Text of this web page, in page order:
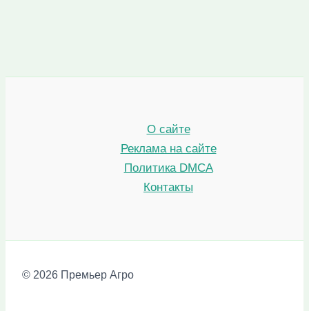
О сайте
Реклама на сайте
Политика DMCA
Контакты
© 2026 Премьер Агро